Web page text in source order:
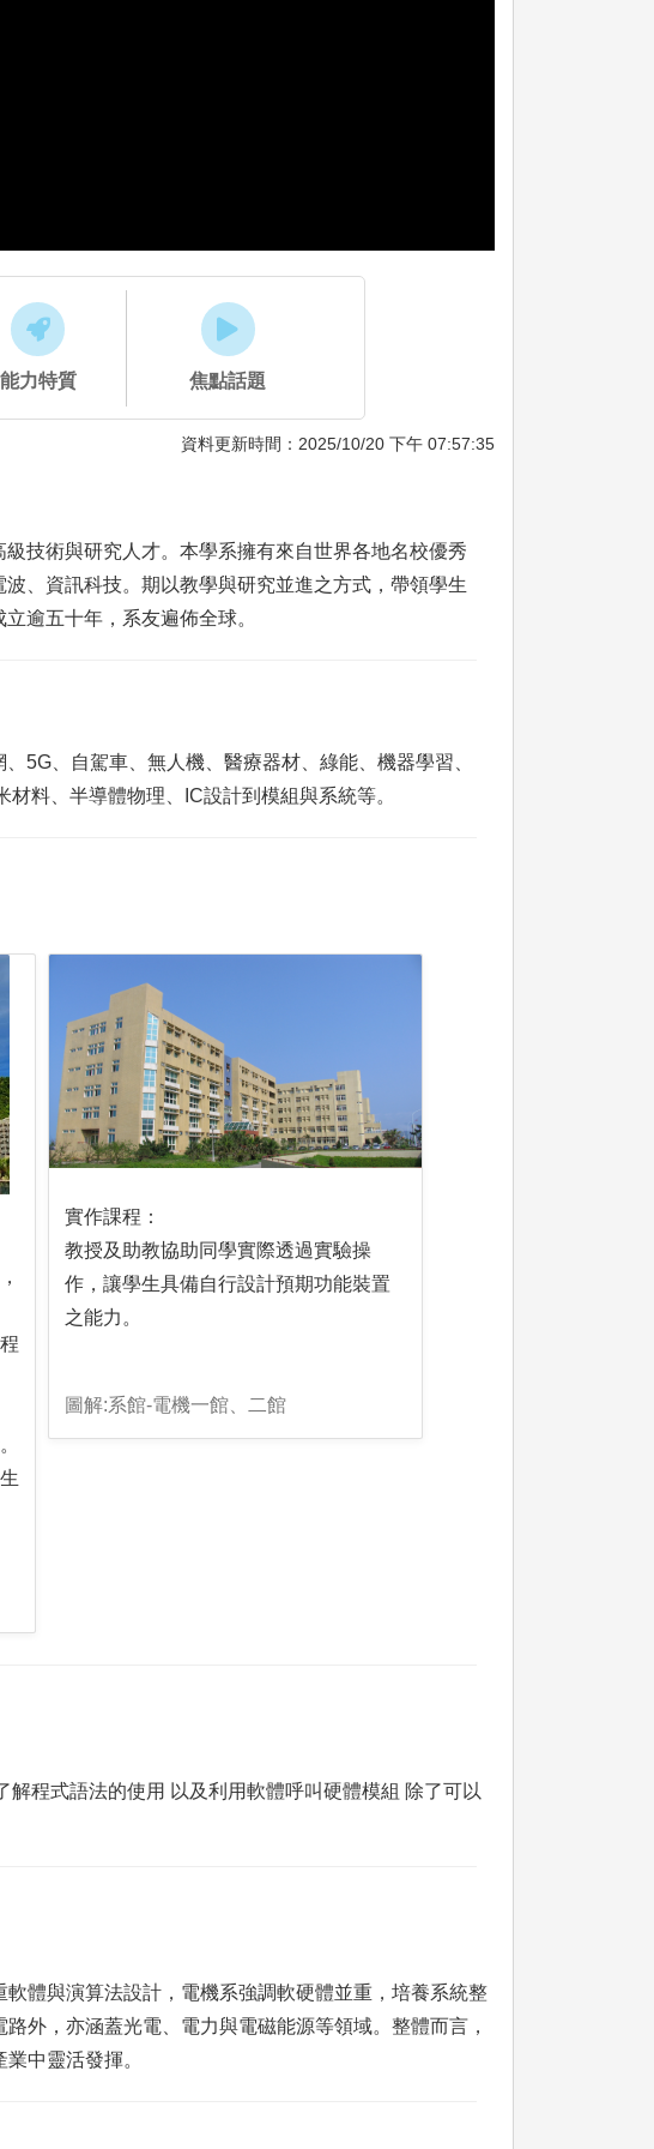
能力特質 焦點話題
資料更新時間：2025/10/20 下午 07:57:35
技術與研究人才。本學系擁有來自世界各地名校優秀
、資訊科技。期以教學與研究並進之方式，帶領學生
逾五十年，系友遍佈全球。
5G、自駕車、無人機、醫療器材、綠能、機器學習、
料、半導體物理、IC設計到模組與系統等。
實作課程：
教授及助教協助同學實際透過實驗操
作，讓學生具備自行設計預期功能裝置
之能力。
圖解:系館-電機一館、二館
程式語法的使用 以及利用軟體呼叫硬體模組 除了可以
體與演算法設計，電機系強調軟硬體並重，培養系統整
外，亦涵蓋光電、電力與電磁能源等領域。整體而言，
中靈活發揮。